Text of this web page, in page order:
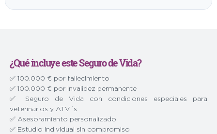
¿Qué incluye este Seguro de Vida?
✅ 100.000 € por fallecimiento
✅ 100.000 € por invalidez permanente
✅ Seguro de Vida con condiciones especiales para
veterinarios y ATV´s
✅ Asesoramiento personalizado
✅ Estudio individual sin compromiso